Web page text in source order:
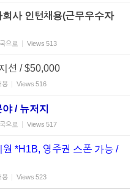
사 인턴채용(근무우수자
으로 Views 513
션 / $50,000
용 Views 516
/ 뉴저지
으로 Views 517
*H1B, 영주권 스폰 가능 /
용 Views 523